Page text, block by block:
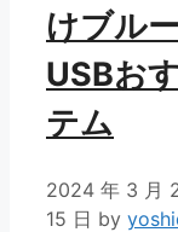
けブル
USBお
テム
2024 年 3 月
15 日 by